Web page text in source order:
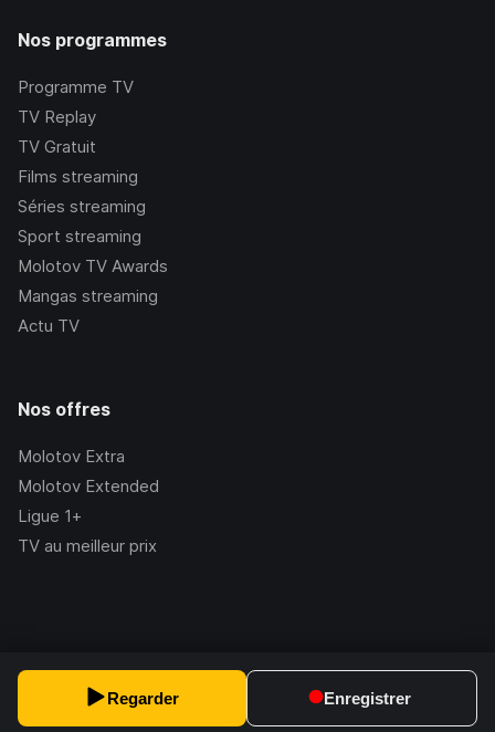
Regarder Enregistrer
Nos programmes
Programme TV
TV Replay
TV Gratuit
Films streaming
Séries streaming
Sport streaming
Molotov TV Awards
Mangas streaming
Actu TV
Nos offres
Molotov Extra
Molotov Extended
Ligue 1+
TV au meilleur prix
2.228.1